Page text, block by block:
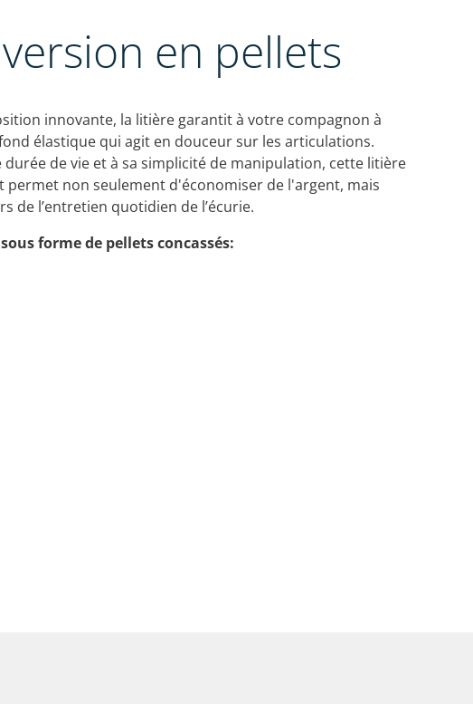
en pellets
innovante, la litière garantit à votre compagnon à
élastique qui agit en douceur sur les articulations.
durée de vie et à sa simplicité de manipulation, cette litière
permet non seulement d'économiser de l'argent, mais
de l’entretien quotidien de l’écurie.
forme de pellets concassés: